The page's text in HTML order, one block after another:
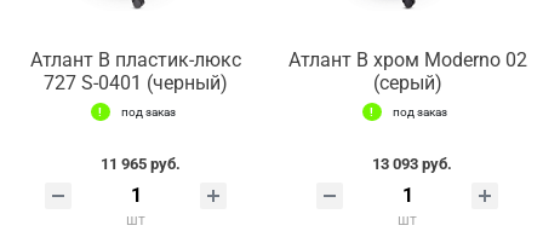
Атлант В пластик-люкс
727 S-0401 (черный)
под заказ
11 965 руб.
шт
Атлант В хром Moderno 02
(серый)
под заказ
13 093 руб.
шт